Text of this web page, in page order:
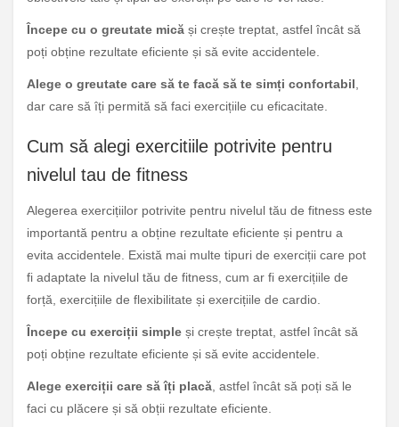
Începe cu o greutate mică și crește treptat, astfel încât să
poți obține rezultate eficiente și să evite accidentele.
Alege o greutate care să te facă să te simți confortabil,
dar care să îți permită să faci exercițiile cu eficacitate.
Cum să alegi exercitiile potrivite pentru
nivelul tau de fitness
Alegerea exercițiilor potrivite pentru nivelul tău de fitness este
importantă pentru a obține rezultate eficiente și pentru a
evita accidentele. Există mai multe tipuri de exerciții care pot
fi adaptate la nivelul tău de fitness, cum ar fi exercițiile de
forță, exercițiile de flexibilitate și exercițiile de cardio.
Începe cu exerciții simple și crește treptat, astfel încât să
poți obține rezultate eficiente și să evite accidentele.
Alege exerciții care să îți placă , astfel încât să poți să le
faci cu plăcere și să obții rezultate eficiente.